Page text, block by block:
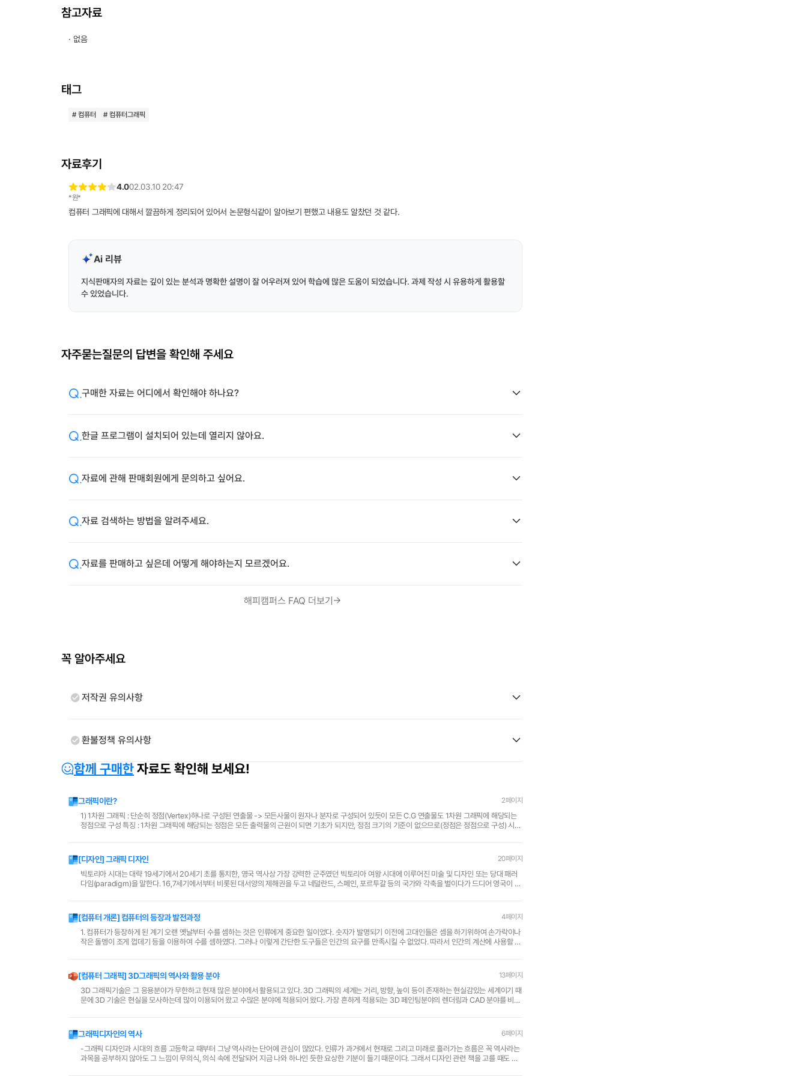
참고자료
· 없음
태그
# 컴퓨터 # 컴퓨터그래픽
자료후기
4.002.03.10 20:47
*원*
컴퓨터 그래픽에 대해서 깔끔하게 정리되어 있어서 논문형식같이 알아보기 편했고 내용도 알찼던 것 같다.
Ai 리뷰
지식판매자의 자료는 깊이 있는 분석과 명확한 설명이 잘 어우러져 있어 학습에 많은 도움이 되었습니다. 과제 작성 시 유용하게 활용할
수 있었습니다.
자주묻는질문의 답변을 확인해 주세요
구매한 자료는 어디에서 확인해야 하나요?
한글 프로그램이 설치되어 있는데 열리지 않아요.
자료에 관해 판매회원에게 문의하고 싶어요.
자료 검색하는 방법을 알려주세요.
자료를 판매하고 싶은데 어떻게 해야하는지 모르겠어요.
해피캠퍼스 FAQ 더보기
꼭 알아주세요
저작권 유의사항
환불정책 유의사항
함께 구매한자료도 확인해 보세요!
그래픽이란? 2페이지
1) 1차원 그래픽 : 단순히 정점(Vertex)하나로 구성된 연출물 -> 모든사물이 원자나 분자로 구성되어 있듯이 모든 C.G 연출물도 1차원 그래픽에 해당되는
정점으로 구성 특징 : 1차원 그래픽에 해당되는 정점은 모든 출력물의 근원이 되면 기초가 되지만, 정점 크기의 기준이 없으므로(정점은 정점으로 구성) 시각
[디자인] 그래픽 디자인 20페이지
빅토리아 시대는 대략 19세기에서 20세기 초를 통치한, 영국 역사상 가장 강력한 군주였던 빅토리아 여왕 시대에 이루어진 미술 및 디자인 또는 당대 패러
다임(paradigm)을 말한다. 16,7세기에서부터 비롯된 대서양의 제해권을 두고 네덜란드, 스페인, 포르투갈 등의 국가와 각축을 벌이다가 드디어 영국이 가
[컴퓨터 개론] 컴퓨터의 등장과 발전과정 4페이지
1. 컴퓨터가 등장하게 된 계기 오랜 옛날부터 수를 셈하는 것은 인류에게 중요한 일이었다. 숫자가 발명되기 이전에 고대인들은 셈을 하기위하여 손가락이나
작은 돌멩이 조게 껍데기 등을 이용하여 수를 셈하였다. 그러나 이렇게 간단한 도구들은 인간의 요구를 만족시킬 수 없었다. 따라서 인간의 계산에 사용할 도
[컴퓨터 그래픽] 3D그래픽의 역사와 활용 분야 13페이지
3D 그래픽기술은 그 응용분야가 무한하고 현재 많은 분야에서 활용되고 있다. 3D 그래픽의 세계는 거리, 방향, 높이 등이 존재하는 현실감있는 세계이기 때
문에 3D 기술은 현실을 모사하는데 많이 이용되어 왔고 수많은 분야에 적용되어 왔다. 가장 흔하게 적용되는 3D 페인팅분야의 렌더링과 CAD 분야를 비롯
그래픽디자인의 역사 6페이지
-그래픽 디자인과 시대의 흐름 고등학교 때부터 그냥 역사라는 단어에 관심이 많았다. 인류가 과거에서 현재로 그리고 미래로 흘러가는 흐름은 꼭 역사라는
과목을 공부하지 않아도 그 느낌이 무의식, 의식 속에 전달되어 지금 나와 하나인 듯한 요상한 기분이 들기 때문이다. 그래서 디자인 관련 책을 고를 때도 역